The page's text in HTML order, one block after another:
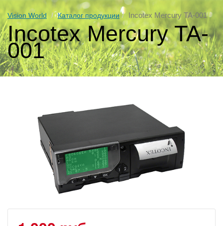
Vision World Каталог продукции Incotex Mercury TA-001
Incotex Mercury TA-
001